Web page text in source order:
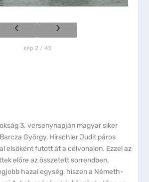
kép 2 / 43
3. versenynapján magyar siker
György, Hirschler Judit páros
elsőként futott át a célvonalon. Ezzel az
előre az összetett sorrendben.
hazai egység, hiszen a Németh-